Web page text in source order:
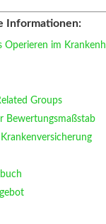
Informationen:
Operieren im
Groups
Bewertungsmaßstab